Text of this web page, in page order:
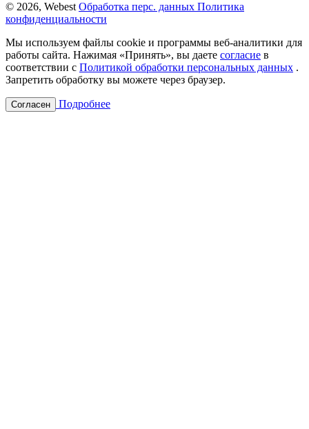
© 2026, Webest Обработка перс. данных Политика
конфиденциальности
Мы используем файлы cookie и программы веб-аналитики для
работы сайта. Нажимая «Принять», вы даете согласие в
соответствии с Политикой обработки персональных данных .
Запретить обработку вы можете через браузер.
Согласен Подробнее